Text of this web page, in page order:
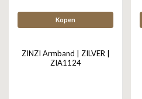
Kopen
ZINZI Armband | ZILVER |
ZIA1124